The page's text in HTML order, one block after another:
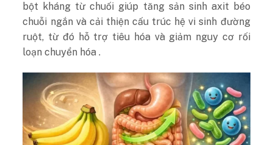
bột kháng từ chuối giúp tăng sản sinh axit béo
chuỗi ngắn và cải thiện cấu trúc hệ vi sinh đường
ruột, từ đó hỗ trợ tiêu hóa và giảm nguy cơ rối
loạn chuyển hóa .